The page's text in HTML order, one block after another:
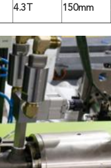
4.3T 150mm